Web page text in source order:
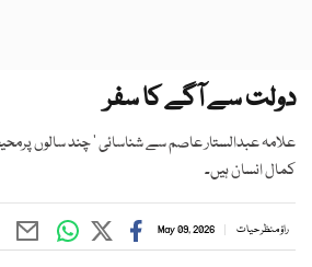
دولت سے آگے کا سفر
علامہ عبدالستار عاصم سے شناسائی ‘ چند سالوں
کمال انسان ہیں۔
راؤ منظر حیات May 09, 2026